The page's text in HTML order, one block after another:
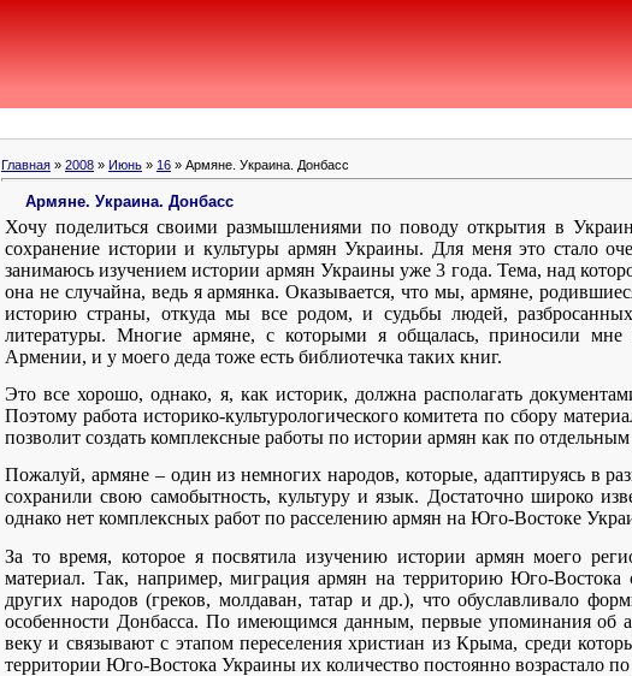
Главная » 2008 » Июнь » 16 » Армяне. Украина. Донбасс
Армяне. Украина. Донбасс
Хочу поделиться своими размышлениями по поводу открытия в
сохранение истории и культуры армян Украины. Для меня это стало
занимаюсь изучением истории армян Украины уже 3 года. Тема, над
она не случайна, ведь я армянка. Оказывается, что мы, армяне,
историю страны, откуда мы все родом, и судьбы людей,
литературы. Многие армяне, с которыми я общалась, приносили мне
Армении, и у моего деда тоже есть библиотечка таких книг.
Это все хорошо, однако, я, как историк, должна располагать
Поэтому работа историко-культурологического комитета по сбору
позволит создать комплексные работы по истории армян как по
Пожалуй, армяне – один из немногих народов, которые, адаптируясь в
сохранили свою самобытность, культуру и язык. Достаточно широко
однако нет комплексных работ по расселению армян на Юго-Востоке
За то время, которое я посвятила изучению истории армян моего
материал. Так, например, миграция армян на территорию Юго-Востока
других народов (греков, молдаван, татар и др.), что обуславливало
особенности Донбасса. По имеющимся данным, первые упоминания
веку и связывают с этапом переселения христиан из Крыма, среди
территории Юго-Востока Украины их количество постоянно возрастало